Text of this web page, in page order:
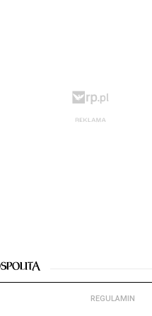
REGULAMIN